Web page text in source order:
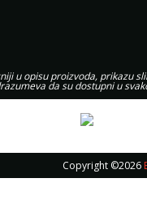
u opisu proizvoda, prikazu
da su dostupni u
Copyright ©2026